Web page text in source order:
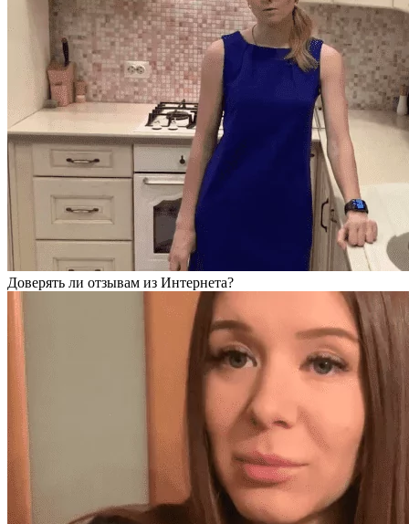
Доверять ли отзывам из Интернета?